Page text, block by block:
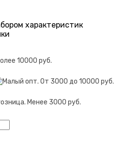
характеристик